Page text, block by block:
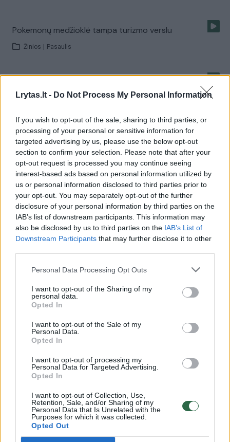
Lrytas.lt - Do Not Process My Personal Information
If you wish to opt-out of the sale, sharing to third parties, or
processing of your personal or sensitive information for
targeted advertising by us, please use the below opt-out
section to confirm your selection. Please note that after your
opt-out request is processed you may continue seeing
interest-based ads based on personal information utilized by
us or personal information disclosed to third parties prior to
your opt-out. You may separately opt-out of the further
disclosure of your personal information by third parties on the
IAB’s list of downstream participants. This information may
also be disclosed by us to third parties on the IAB’s List of
Downstream Participants that may further disclose it to other
Personal Data Processing Opt Outs
I want to opt-out of the Sharing of my
personal data.
Opted In
I want to opt-out of the Sale of my
Personal Data.
Opted In
I want to opt-out of processing my
Personal Data for Targeted Advertising.
Opted In
I want to opt-out of Collection, Use,
Retention, Sale, and/or Sharing of my
Personal Data that Is Unrelated with the
Purposes for which it was collected.
Opted Out
Pokemonų medžioklė tampa turizmo verslu
Žinios Pasaulis
Žinios | Gyvenimo būdas
Guoda Pečiulytė išbandė ekstremalias pramogas
Žinios | Lietuvos diena
Makalius: „Antalijos oro uoste prasinešiau butelį
vandens“
Laidos | Lietuva tiesiogiai
L. Graužinienės užgaida: į šokius Amerikon su mylima
lietuviai?
Laidos
Lietuvių taupumas: poilsiauja be draudimo ir su
netikrais gidais
Žinios | Verslas